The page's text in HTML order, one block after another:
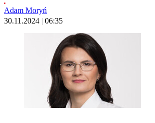
Adam Moryń
30.11.2024 | 06:35